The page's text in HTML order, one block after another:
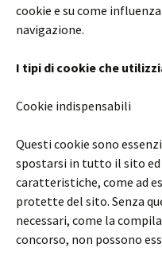
cookie e su come
navigazione.
I tipi di cookie che
Cookie indispensabili
Questi cookie sono
spostarsi in tutto il sito ed
caratteristiche, come ad
protette del sito. Senza
necessari, come la
concorso, non possono